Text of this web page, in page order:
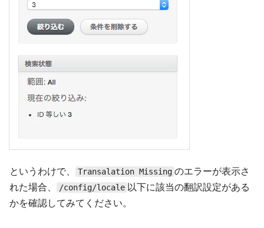
というわけで、 Transalation Missing のエラーが表示さ
れた場合、
/config/locale 以下に該当の翻訳設定がある
かを確認してみてください。